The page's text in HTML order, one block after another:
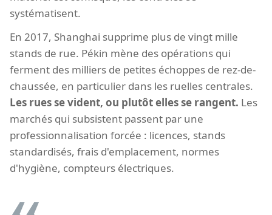
systématisent.
En 2017, Shanghai supprime plus de vingt mille
stands de rue. Pékin mène des opérations qui
ferment des milliers de petites échoppes de rez-de-
chaussée, en particulier dans les ruelles centrales.
Les rues se vident, ou plutôt elles se rangent. Les
marchés qui subsistent passent par une
professionnalisation forcée : licences, stands
standardisés, frais d'emplacement, normes
d'hygiène, compteurs électriques.